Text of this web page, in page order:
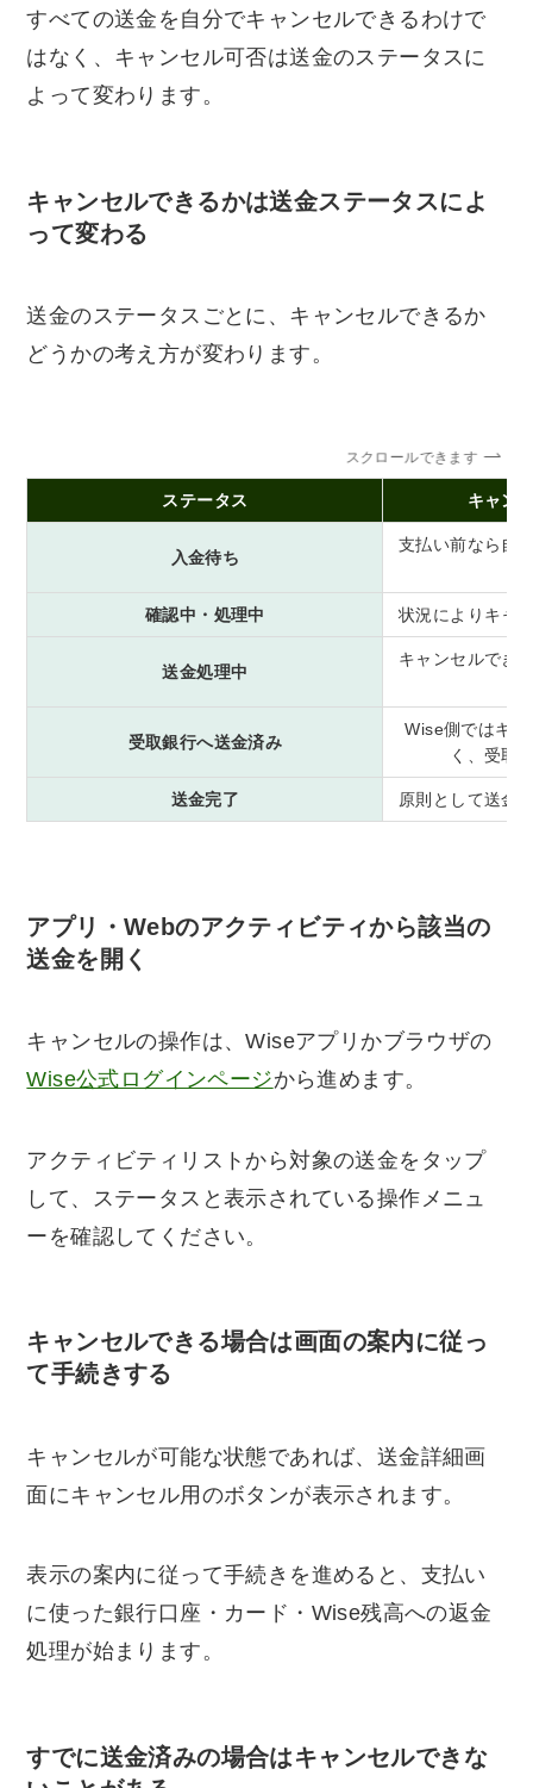
すべての送金を自分でキャンセルできるわけで
はなく、キャンセル可否は送金のステータスに
よって変わります。
キャンセルできるかは送金ステータスによ
って変わる
送金のステータスごとに、キャンセルできるか
どうかの考え方が変わります。
スクロールできます
ステータス キャン
入金待ち
支払い前なら自
確認中・処理中 状況によりキャ
送金処理中
キャンセルでき
受取銀行へ送金済み
Wise側ではキ
く、受取
送金完了 原則として送金
アプリ・Webのアクティビティから該当の
送金を開く
キャンセルの操作は、Wiseアプリかブラウザの
Wise公式ログインページから進めます。
アクティビティリストから対象の送金をタップ
して、ステータスと表示されている操作メニュ
ーを確認してください。
キャンセルできる場合は画面の案内に従っ
て手続きする
キャンセルが可能な状態であれば、送金詳細画
面にキャンセル用のボタンが表示されます。
表示の案内に従って手続きを進めると、支払い
に使った銀行口座・カード・Wise残高への返金
処理が始まります。
すでに送金済みの場合はキャンセルできな